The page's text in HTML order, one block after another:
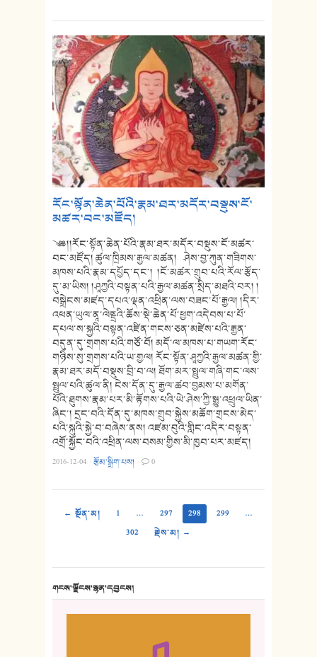
རོང་སྟོན་ཆེན་པོའི་རྣམ་ཐར་མདོར་བསྡུས་ངོ་
མཚར་བང་མཛོད།
༄༅།།རོང་སྟོན་ཆེན་པོའི་རྣམ་ཐར་མདོར་བསྡུས་ངོ་མཚར་
བང་མཛོད། ཚུལ་ཁྲིམས་རྒྱལ་མཚན། ཤེས་བྱ་ཀུན་གཟིགས་
མཁས་པའི་རྣམ་དཔྱོད་དང་། །ངོ་མཚར་གྲུབ་པའི་རོལ་རྩོད་
དུ་མ་ཡིས། །ཤཱཀྱའི་བསྟན་པའི་རྒྱལ་མཚན་སྲིད་མཐའི་བར། །
བསྒྲེངས་མཛད་དཔའ་ལྡན་འཕྲིན་ལས་བཟང་པོ་རྒྱལ། །དིར་
འཕན་ཡུལ་ནཱ་ལེནྡྲའི་ཆོས་སྡེ་ཆེན་པོ་ཕྱག་འདེབས་པ་པོ་
དཔལ་ས་སྐྱའི་བསྟན་འཛིན་གངས་ཅན་མཛེས་པའི་རྒྱན་
བདུན་དུ་གྲགས་པའི་གཙོ་བོ། མདོ་ལ་མཁས་པ་གཡག་རོང་
གཉིས་སུ་གྲགས་པའི་ཡ་གྱལ། རོང་སྟོན་ཤཱཀྱའི་རྒྱལ་མཚན་གྱི་
རྣམ་ཐར་མདོ་བསྡུས་བྲི་བ་ལ། ཐོག་མར་སྤྲུལ་གཞི་གང་ལས་
སྤྲུལ་པའི་ཚུལ་ནི། ངེས་དོན་དུ་རྒྱལ་ཚབ་བྱམས་པ་མགོན་
པོའི་ཐུགས་རྣམ་པར་མི་རྟོགས་པའི་ཡེ་ཤེས་ཀྱི་སྒྱུ་འཕྲུལ་ཡིན་
ཞིང་། དྲང་བའི་དོན་དུ་མཁས་གྲུབ་སྐྱེས་མཆོག་གྲངས་མེད་
པའི་སྐུའི་སྐྱེ་བ་བཞེས་ནས། འཛམ་བུའི་གླིང་འདིར་བསྟན་
འགྲོ་སྐྱོང་བའི་འཕྲིན་ལས་བསམ་གྱིས་མི་ཁྱབ་པར་མཛད།
2016-12-04 ·རྩོམ་སྒྲིག་པས། · 0
← སྔོན་མ། 1 … 297 298 299
…
302
རྗེས་མ། →
གངས་ལྗོངས་སྙན་དབྱངས།